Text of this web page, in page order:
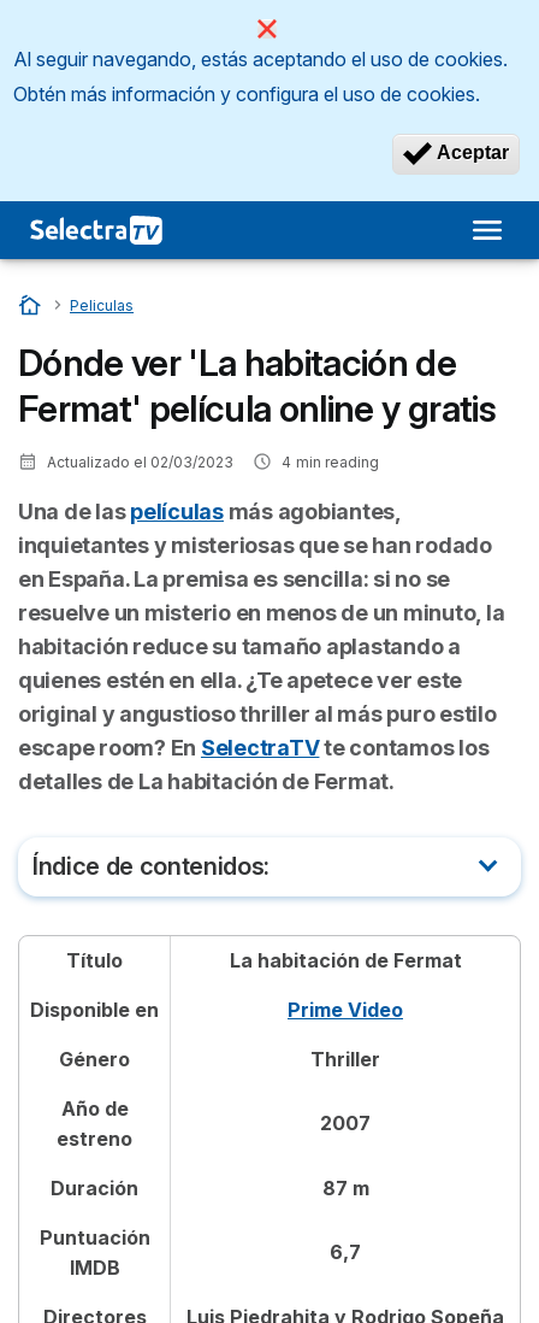
Al seguir navegando, estás aceptando el uso de cookies.
Obtén más información y configura el uso de cookies.
Aceptar
Inicio
…
Peliculas
Dónde ver 'La habitación de
Fermat' película online y gratis
Actualizado el 02/03/2023 4 min reading
Una de laspelículasmás agobiantes,
inquietantes y misteriosas que se han rodado
en España. La premisa es sencilla: si no se
resuelve un misterio en menos de un minuto, la
habitación reduce su tamaño aplastando a
quienes estén en ella. ¿Te apetece ver este
original y angustioso thriller al más puro estilo
escape room? En SelectraTVte contamos los
detalles de La habitación de Fermat.
Índice de contenidos:
Reparto de La Habitación de Fermat
Título La habitación de Fermat
Disponible en Prime Video
Género Thriller
Año de
estreno
2007
Duración 87 m
Puntuación
IMDB
6,7
Directores Luis Piedrahita y Rodrigo Sopeña